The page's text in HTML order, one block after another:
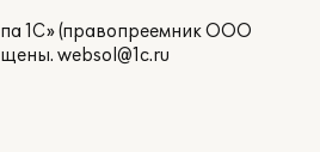
1С» (правопреемник ООО
websol@1c.ru